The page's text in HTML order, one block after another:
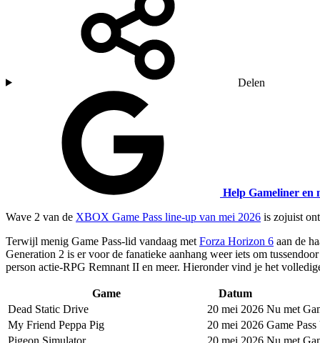
Delen
Help Gameliner en
Wave 2 van de XBOX Game Pass line-up van mei 2026 is zojuist
Terwijl menig Game Pass-lid vandaag met Forza Horizon 6 aan de
Generation 2 is er voor de fanatieke aanhang weer iets om
person actie-RPG Remnant II en meer. Hieronder vind je het
Game
Datum
Dead Static Drive
20 mei 2026 Nu met
My Friend Peppa Pig
20 mei 2026 Game
Pigeon Simulator
20 mei 2026 Nu met